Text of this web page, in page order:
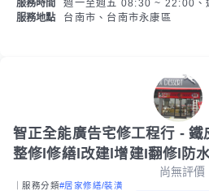
服務時間
週一至週五 08:30 ~ 22:00
服務地點
台南市、台南市永康區
智正全能廣告宅修工程行 -
整修l修繕l改建l增建I翻修l防
尚無評價
｜服務分類#居家修繕/裝潢